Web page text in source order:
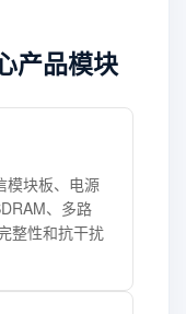
产品模块
模块板、电源
、多路
整性和抗干扰